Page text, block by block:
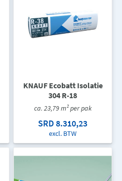
KNAUF Ecobatt Isolatie
304 R-18
ca. 23,79 m² per pak
SRD 8.310,23
excl. BTW